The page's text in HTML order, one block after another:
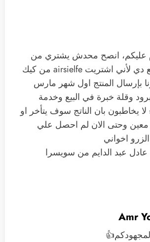
عليكم، انصح محدش يشتري من
المواقع دي لأني اشتريت airsielfe من كيك
بإرسال المنتج اول شهر مارس
وقلة خبرة في البيع وخدمة
لا يخاطبون بان الناتج سوف يتأخر او
وحتى الان لم احصل علي
اخواني
عبد الدايم من سويسرا
Amr